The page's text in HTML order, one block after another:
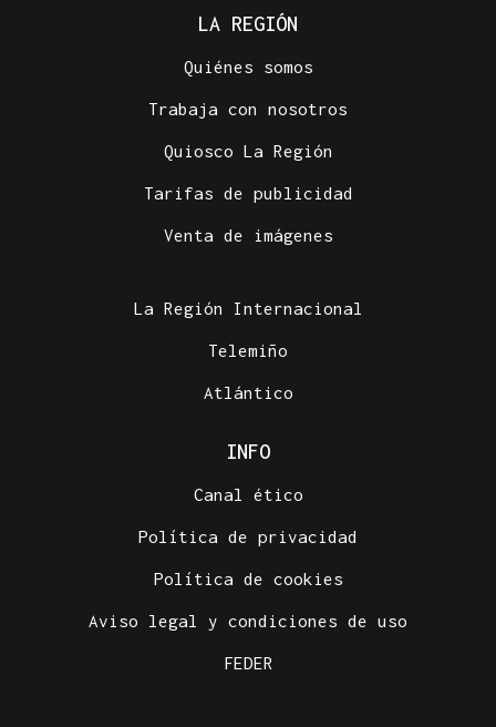
LA REGIÓN
Quiénes somos
Trabaja con nosotros
Quiosco La Región
Tarifas de publicidad
Venta de imágenes
La Región Internacional
Telemiño
Atlántico
INFO
Canal ético
Política de privacidad
Política de cookies
Aviso legal y condiciones de uso
FEDER